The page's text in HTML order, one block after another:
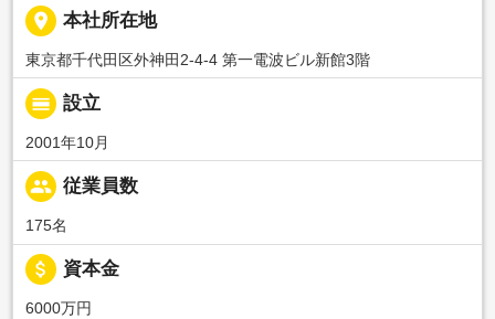
place 本社所在地
東京都千代田区外神田2-4-4 第一電波ビル新館3階
calendar_view_day 設立
2001年10月
people 従業員数
175名
attach_money 資本金
6000万円